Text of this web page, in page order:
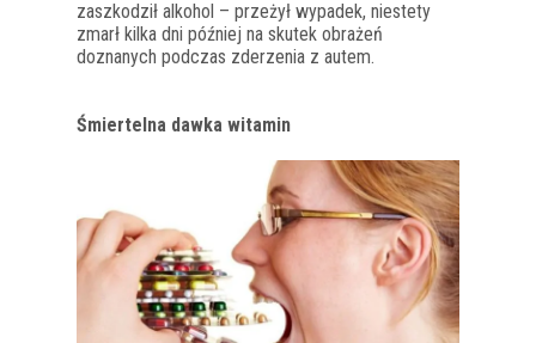
zaszkodził alkohol – przeżył wypadek, niestety
zmarł kilka dni później na skutek obrażeń
doznanych podczas zderzenia z autem.
Śmiertelna dawka witamin